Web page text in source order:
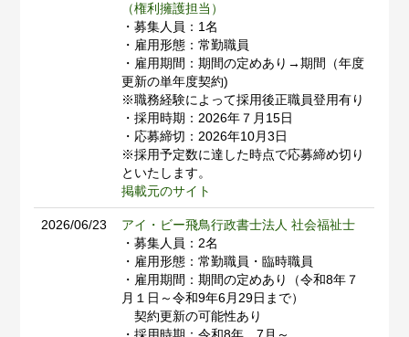
（権利擁護担当）
・募集人員：1名
・雇用形態：常勤職員
・雇用期間：期間の定めあり→期間（年度
更新の単年度契約)
※職務経験によって採用後正職員登用有り
・採用時期：2026年７月15日
・応募締切：2026年10月3日
※採用予定数に達した時点で応募締め切り
といたします。
掲載元のサイト
2026/06/23
アイ・ビー飛鳥行政書士法人 社会福祉士
・募集人員：2名
・雇用形態：常勤職員・臨時職員
・雇用期間：期間の定めあり（令和8年７
月１日～令和9年6月29日まで）
契約更新の可能性あり